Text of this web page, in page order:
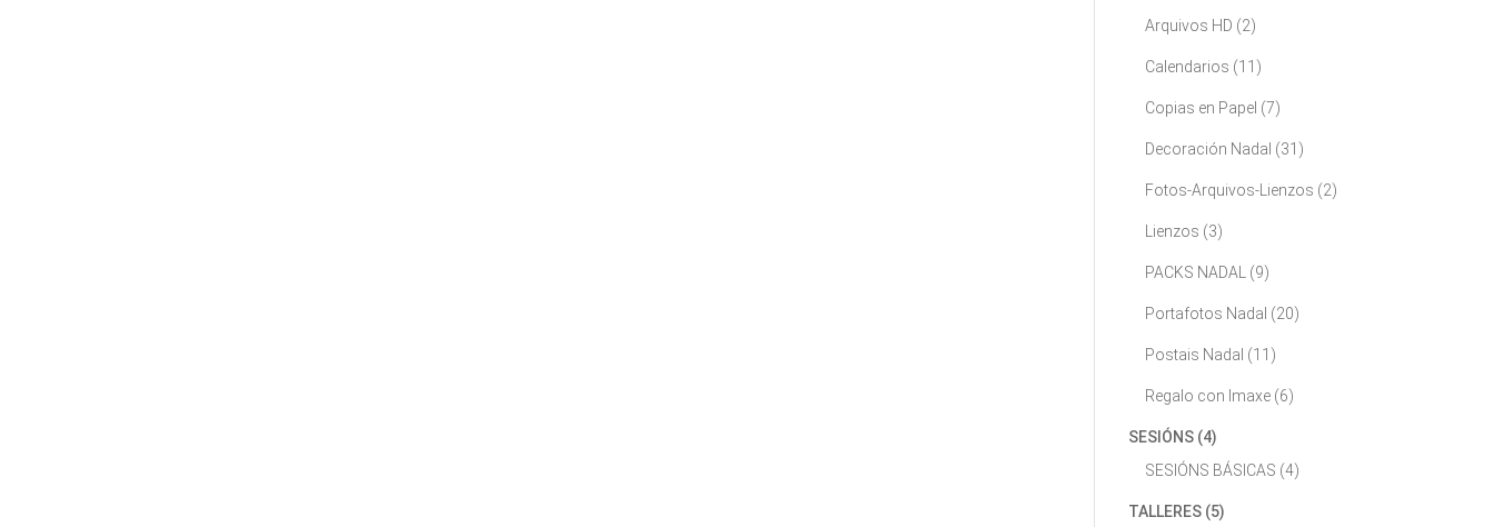
Arquivos HD (2)
Calendarios (11)
Copias en Papel (7)
Decoración Nadal (31)
Fotos-Arquivos-Lienzos (2)
Lienzos (3)
PACKS NADAL (9)
Portafotos Nadal (20)
Postais Nadal (11)
Regalo con Imaxe (6)
SESIÓNS (4)
SESIÓNS BÁSICAS (4)
TALLERES (5)